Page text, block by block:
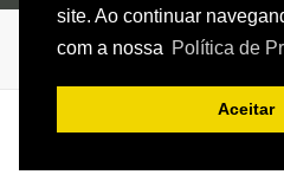
site. Ao continuar
com a nossa Política de
Aceitar
ARTHUR MACEDO DE OLIVEIRA - ME /
Faria Lima 624 -